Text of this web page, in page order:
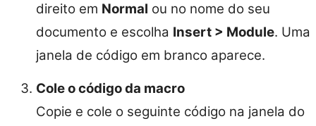
direito em Normal ou no nome do seu
documento e escolha Insert > Module. Uma
janela de código em branco aparece.
Cole o código da macro
Copie e cole o seguinte código na janela do